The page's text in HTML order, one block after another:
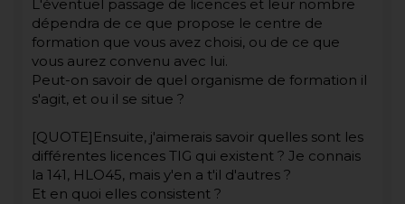
L'éventuel passage de licences et leur nombre
dépendra de ce que propose le centre de
formation que vous avez choisi, ou de ce que
vous aurez convenu avec lui.
Peut-on savoir de quel organisme de formation il
s'agit, et ou il se situe ?
[QUOTE]Ensuite, j'aimerais savoir quelles sont les
différentes licences TIG qui existent ? Je connais
la 141, HLO45, mais y'en a t'il d'autres ?
Et en quoi elles consistent ?